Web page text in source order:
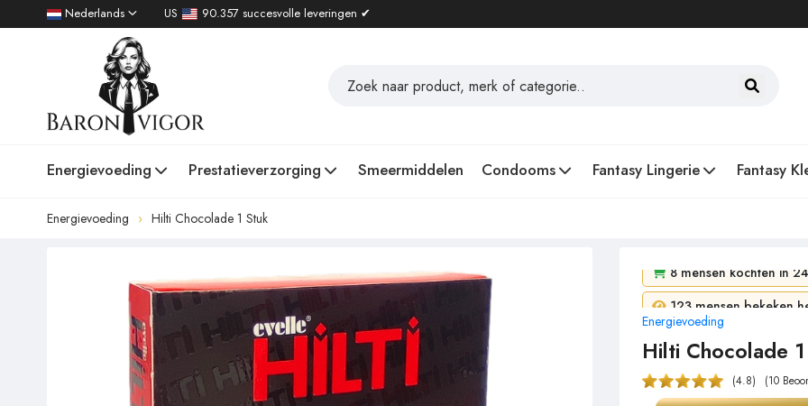
Nederlands US 90.357 succesvolle leveringen ✔
Energievoeding Prestatieverzorging Smeermiddelen Condooms Fantasy Lingerie Fantasy
Energievoeding Hilti Chocolade 1 Stuk
8 mensen kochten in
123 mensen bekeken
Energievoeding
Hilti Chocolade
(4.8)
(10